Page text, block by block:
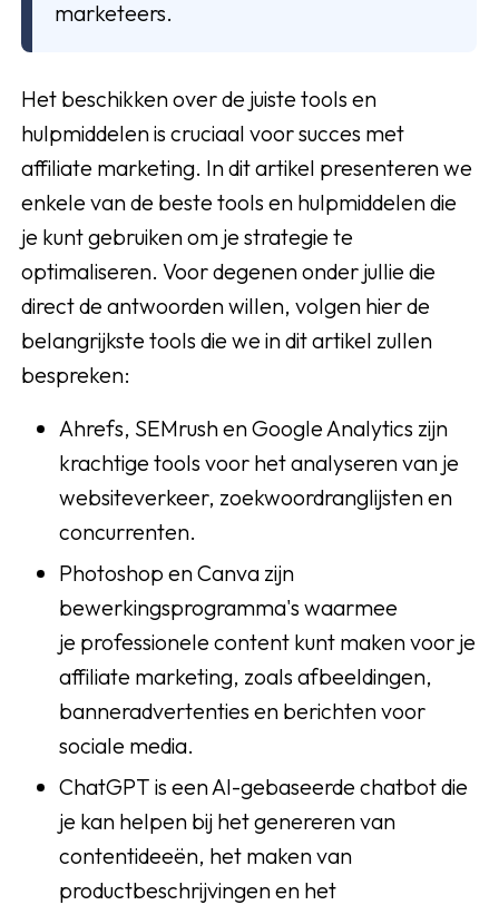
marketeers.
Het beschikken over de juiste tools en
hulpmiddelen is cruciaal voor succes met
affiliate marketing. In dit artikel presenteren we
enkele van de beste tools en hulpmiddelen die
je kunt gebruiken om je strategie te
optimaliseren. Voor degenen onder jullie die
direct de antwoorden willen, volgen hier de
belangrijkste tools die we in dit artikel zullen
bespreken:
Ahrefs, SEMrush en Google Analytics zijn
krachtige tools voor het analyseren van je
websiteverkeer, zoekwoordranglijsten en
concurrenten.
Photoshop en Canva zijn
bewerkingsprogramma's waarmee
je professionele content kunt maken voor je
affiliate marketing, zoals afbeeldingen,
banneradvertenties en berichten voor
sociale media.
ChatGPT is een AI-gebaseerde chatbot die
je kan helpen bij het genereren van
contentideeën, het maken van
productbeschrijvingen en het